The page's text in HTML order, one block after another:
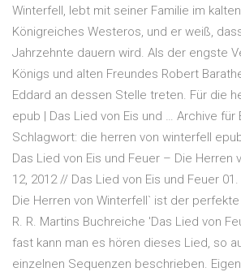
Winterfell, lebt mit seiner Familie im
Königreiches Westeros, und er weiß,
Jahrzehnte dauern wird. Als der engste
Königs und alten Freundes Robert
Eddard an dessen Stelle treten. Für die
epub | Das Lied von Eis und … Archive für
Schlagwort: die herren von winterfell
Das Lied von Eis und Feuer – Die Herren
12, 2012 // Das Lied von Eis und Feuer
Die Herren von Winterfell` ist der
R. R. Martins Buchreiche 'Das Lied von
fast kann man es hören dieses Lied, so
einzelnen Sequenzen beschrieben.